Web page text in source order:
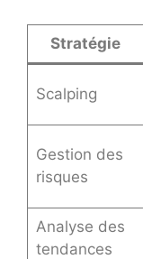
Stratégie
Scalping
Gestion des
risques
Analyse des
tendances